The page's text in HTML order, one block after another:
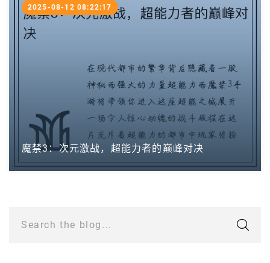
魔禁3：次元激战，超能力者的巅峰对决
2025-08-12 08:22:17
Search the blog...